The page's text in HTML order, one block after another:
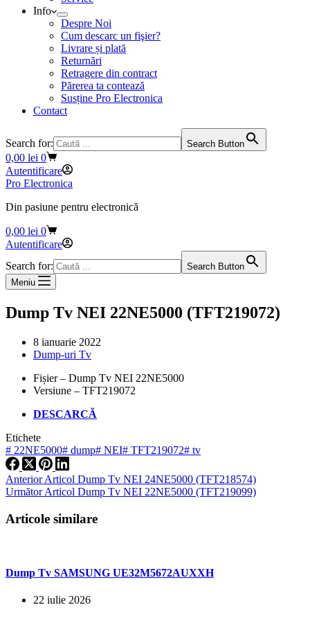
Info
Despre Noi
Cum descarc un fişier?
Livrare și plată
Returnări
Retragere din contract
Părerea ta contează
Susține Pro Electronica
Contact
Search for: Search Button
Coș
de
cumpărături
0,00 lei 0
Autentificare
Pro Electronica
Din pasiune pentru electronică
Coș
de
0,00 lei 0
Autentificare
Search for:
Search Button
Meniu
Dump Tv NEI 22NE5000 (TFT219072)
8 ianuarie 2022
Dump-uri Tv
Fișier – Dump Tv NEI 22NE5000
Versiune – TFT219072
DESCARCĂ
Etichete
# 22NE5000# dump# NEI# TFT219072# tv
AnteriorArticol Dump Tv NEI 24NE5000 (TFT218574)
UrmătorArticol Dump Tv NEI 22NE5000 (TFT219099)
Articole similare
Dump Tv SAMSUNG UE32M5672AUXXH
22 iulie 2026